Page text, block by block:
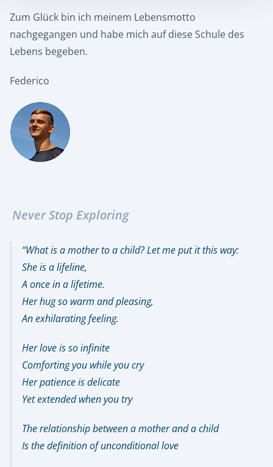
Zum Glück bin ich meinem Lebensmotto
nachgegangen und habe mich auf diese Schule des
Lebens begeben.
Federico
Never Stop Exploring
What is a mother to a child? Let me put it this way:
She is a lifeline,
A once in a lifetime.
Her hug so warm and pleasing,
An exhilarating feeling.
Her love is so infinite
Comforting you while you cry
Her patience is delicate
Yet extended when you try
The relationship between a mother and a child
Is the definition of unconditional love